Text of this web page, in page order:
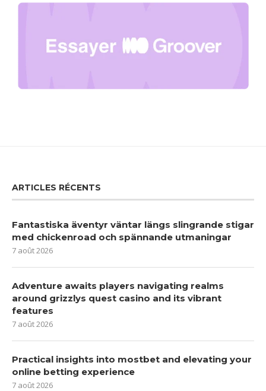
ARTICLES RÉCENTS
Fantastiska äventyr väntar längs slingrande stigar
med chickenroad och spännande utmaningar
7 août 2026
Adventure awaits players navigating realms
around grizzlys quest casino and its vibrant
features
7 août 2026
Practical insights into mostbet and elevating your
online betting experience
7 août 2026